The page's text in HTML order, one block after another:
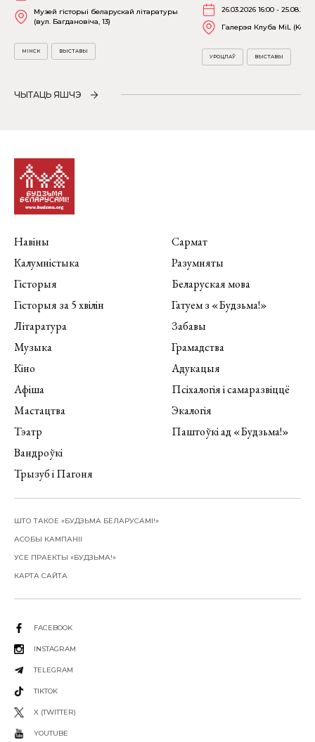
Музей гісторыі беларускай літаратуры
(вул. Багдановіча, 13)
МІНСК ВЫСТАВЫ
26.03.2026 16:00 -
Галерэя Клуба MiL
УРОЦЛАЎ ВЫСТАВЫ
ЧЫТАЦЬ ЯШЧЭ
Навіны
Калумністыка
Гісторыя
Гісторыя за 5 хвілін
Літаратура
Музыка
Кіно
Афіша
Мастацтва
Тэатр
Вандроўкі
Трызуб і Пагоня
Сармат
Разумняты
Беларуская мова
Гатуем з «Будзьма!»
Забавы
Грамадства
Адукацыя
Псіхалогія і самаразвіццё
Экалогія
Паштоўкі ад «Будзьма!»
ШТО ТАКОЕ «БУДЗЬМА БЕЛАРУСАМІ!»
АСОБЫ КАМПАНІІ
УСЕ ПРАЕКТЫ «БУДЗЬМА!»
КАРТА САЙТА
FACEBOOK
INSTAGRAM
TELEGRAM
TIKTOK
X (TWITTER)
YOUTUBE